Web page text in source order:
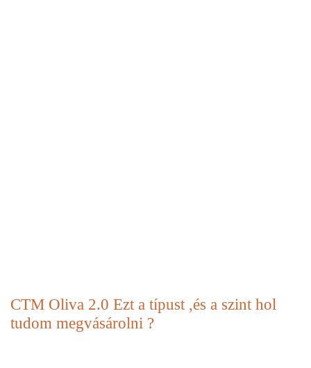
CTM Oliva 2.0 Ezt a típust ,és a szint hol
tudom megvásárolni ?